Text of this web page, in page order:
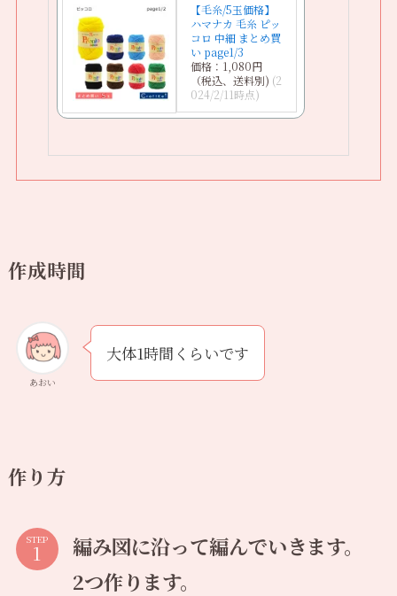
【毛糸/5玉価格】
ハマナカ 毛糸 ピッ
コロ 中細 まとめ買
い page1/3
価格：1,080円
（税込、送料別) (2
024/2/11時点)
作成時間
あおい
大体1時間くらいです
作り方
STEP
編み図に沿って編んでいきます。
2つ作ります。